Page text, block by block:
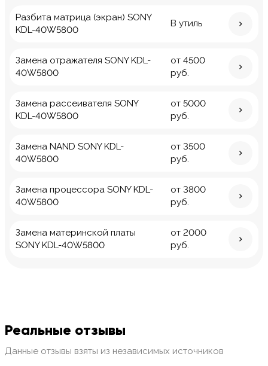
Разбита матрица (экран) SONY
KDL-40W5800
В утиль
Замена отражателя SONY KDL-
40W5800
от 4500
руб.
Замена рассеивателя SONY
KDL-40W5800
от 5000
руб.
Замена NAND SONY KDL-
40W5800
от 3500
руб.
Замена процессора SONY KDL-
40W5800
от 3800
руб.
Замена материнской платы
SONY KDL-40W5800
от 2000
руб.
Реальные отзывы
Данные отзывы взяты из независимых источников